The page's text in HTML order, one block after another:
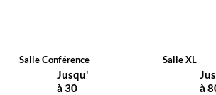
Salle Conférence
Jusqu'
à 30
Salle XL
à